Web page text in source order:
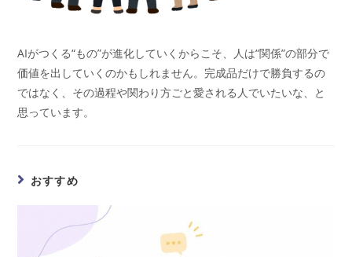
AIがつくる“もの”が進化していくからこそ、人は“関係”の部分で
価値を出していくのかもしれません。完成品だけで勝負するの
ではなく、その過程や関わり方ごと愛される人でいたいな、と
思っています。
おすすめ